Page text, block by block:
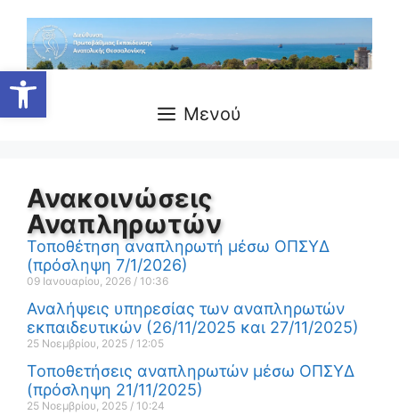
Ανοίξτε τη γραμμή εργαλείων
Μενού
Ανακοινώσεις
Αναπληρωτών
Τοποθέτηση αναπληρωτή μέσω ΟΠΣΥΔ
(πρόσληψη 7/1/2026)
09 Ιανουαρίου, 2026 10:36
Αναλήψεις υπηρεσίας των αναπληρωτών
εκπαιδευτικών (26/11/2025 και 27/11/2025)
25 Νοεμβρίου, 2025 12:05
Τοποθετήσεις αναπληρωτών μέσω ΟΠΣΥΔ
(πρόσληψη 21/11/2025)
25 Νοεμβρίου, 2025 10:24